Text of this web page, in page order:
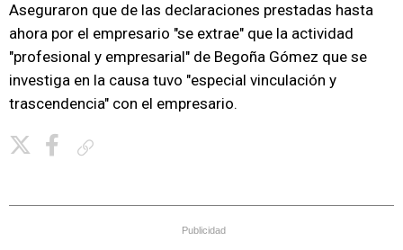
Aseguraron que de las declaraciones prestadas hasta
ahora por el empresario "se extrae" que la actividad
"profesional y empresarial" de Begoña Gómez que se
investiga en la causa tuvo "especial vinculación y
trascendencia" con el empresario.
Publicidad